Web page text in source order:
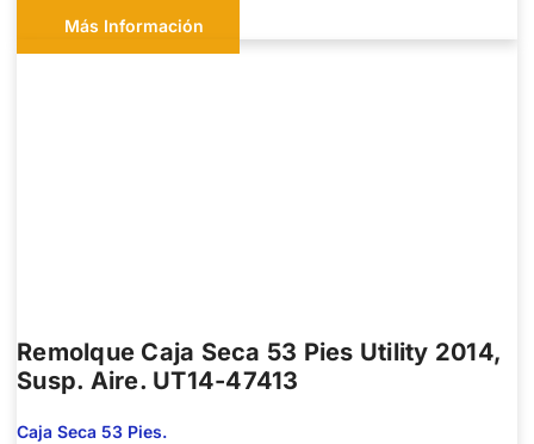
Más Información
Remolque Caja Seca 53 Pies Utility 2014,
Susp. Aire. UT14-47413
Caja Seca 53 Pies.